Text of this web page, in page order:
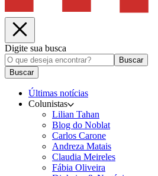
Digite sua busca
Buscar
Buscar
Últimas notícias
Colunistas
Lilian Tahan
Blog do Noblat
Carlos Carone
Andreza Matais
Claudia Meireles
Fábia Oliveira